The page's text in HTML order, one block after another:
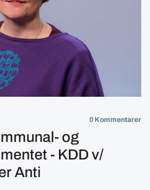
0 Kommentarer
og
- KDD v/
Anti